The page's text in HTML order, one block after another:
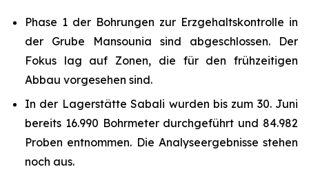
Phase 1 der Bohrungen zur Erzgehaltskontrolle in
der Grube Mansounia sind abgeschlossen. Der
Fokus lag auf Zonen, die für den frühzeitigen
Abbau vorgesehen sind.
In der Lagerstätte Sabali wurden bis zum 30. Juni
bereits 16.990 Bohrmeter durchgeführt und 84.982
Proben entnommen. Die Analyseergebnisse stehen
noch aus.